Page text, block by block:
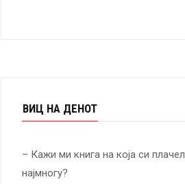
ВИЦ НА ДЕНОТ
– Кажи ми книга на која си плачел
најмногу?